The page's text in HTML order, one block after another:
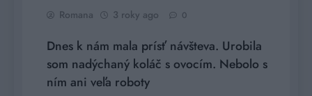
Romana 3 roky ago 0
Dnes k nám mala prísť návšteva. Urobila
som nadýchaný koláč s ovocím. Nebolo s
ním ani veľa roboty